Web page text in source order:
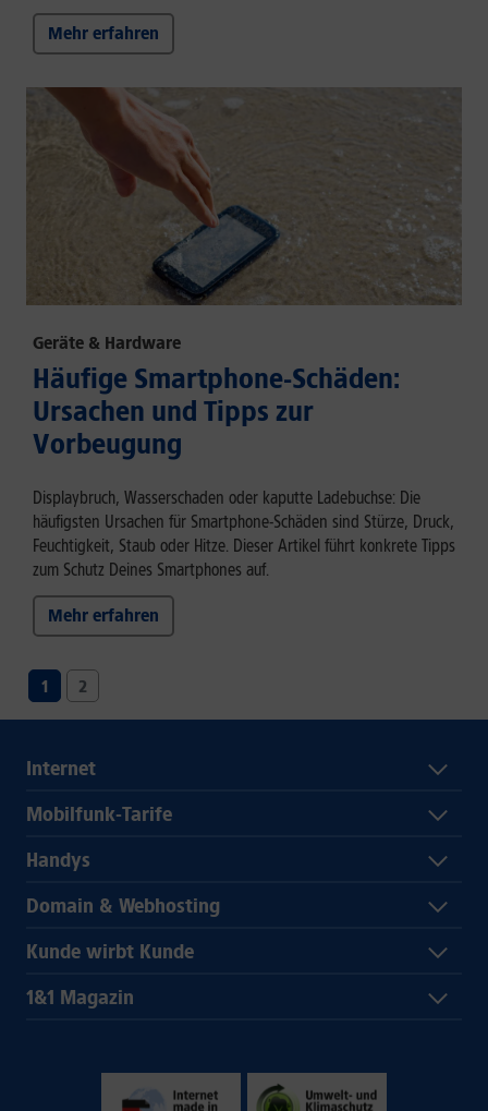
Mehr erfahren
Geräte & Hardware
Häufige Smartphone-Schäden:
Ursachen und Tipps zur
Vorbeugung
Displaybruch, Wasserschaden oder kaputte Ladebuchse: Die
häufigsten Ursachen für Smartphone-Schäden sind Stürze, Druck,
Feuchtigkeit, Staub oder Hitze. Dieser Artikel führt konkrete Tipps
zum Schutz Deines Smartphones auf.
Mehr erfahren
1 2
Internet
Mobilfunk-Tarife
Handys
Domain & Webhosting
Kunde wirbt Kunde
1&1 Magazin